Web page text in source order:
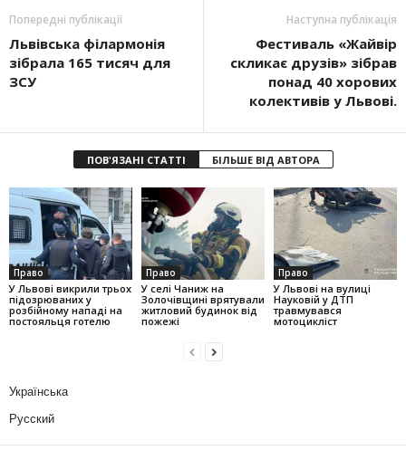
Попередні публікації
Львівська філармонія
зібрала 165 тисяч для
ЗСУ
Наступна публікація
Фестиваль «Жайвір
скликає друзів» зібрав
понад 40 хорових
колективів у Львові.
ПОВ'ЯЗАНІ СТАТТІ БІЛЬШЕ ВІД АВТОРА
Право
У Львові викрили трьох
підозрюваних у
розбійному нападі на
постояльця готелю
Право
У селі Чаниж на
Золочівщині врятували
житловий будинок від
пожежі
Право
У Львові на вулиці
Науковій у ДТП
травмувався
мотоцикліст
Українська
Русский